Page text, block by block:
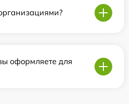
оформляете для